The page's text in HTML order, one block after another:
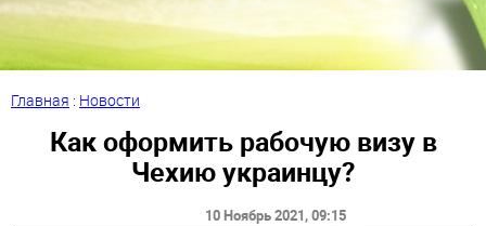
Главная : Новости
Как оформить рабочую визу в
Чехию украинцу?
10 Ноябрь 2021, 09:15